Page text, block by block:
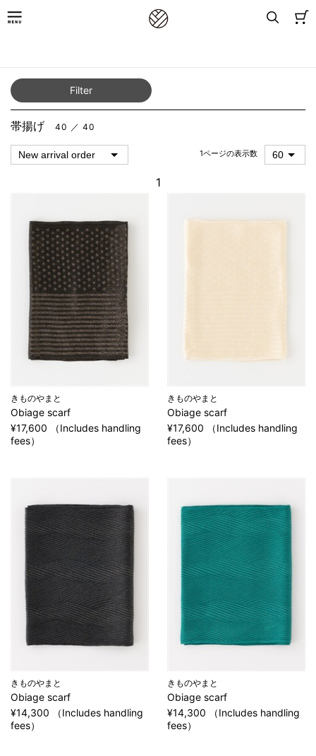
Filter
帯揚げ 40 ／ 40
1ページの表示数
1
きものやまと
Obiage scarf
¥17,600 （Includes handling
fees）
きものやまと
Obiage scarf
¥17,600 （Includes handling
fees）
きものやまと
Obiage scarf
¥14,300 （Includes handling
fees）
きものやまと
Obiage scarf
¥14,300 （Includes handling
fees）